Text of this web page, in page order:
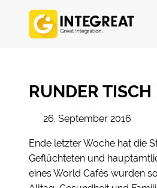
RUNDER
26. September 2016
Ende letzter Woche hat die
Geflüchteten und
eines World Cafés wurden